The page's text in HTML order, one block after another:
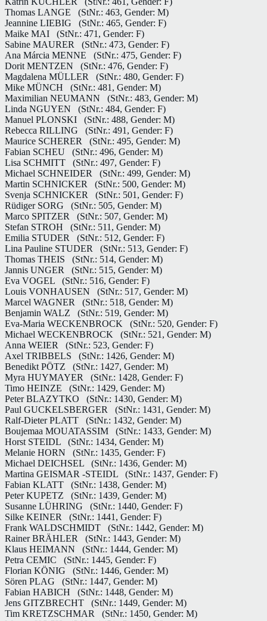
Thomas LANGE
(StNr.: 463, Gender: M)
Jeannine LIEBIG
(StNr.: 465, Gender: F)
Maike MAI
(StNr.: 471, Gender: F)
Sabine MAURER
(StNr.: 473, Gender: F)
Ana Márcia MENNE
(StNr.: 475, Gender: F)
Dorit MENTZEN
(StNr.: 476, Gender: F)
Magdalena MÜLLER
(StNr.: 480, Gender: F)
Mike MÜNCH
(StNr.: 481, Gender: M)
Maximilian NEUMANN
(StNr.: 483, Gender: M)
Linda NGUYEN
(StNr.: 484, Gender: F)
Manuel PLONSKI
(StNr.: 488, Gender: M)
Rebecca RILLING
(StNr.: 491, Gender: F)
Maurice SCHERER
(StNr.: 495, Gender: M)
Fabian SCHEU
(StNr.: 496, Gender: M)
Lisa SCHMITT
(StNr.: 497, Gender: F)
Michael SCHNEIDER
(StNr.: 499, Gender: M)
Martin SCHNICKER
(StNr.: 500, Gender: M)
Svenja SCHNICKER
(StNr.: 501, Gender: F)
Rüdiger SORG
(StNr.: 505, Gender: M)
Marco SPITZER
(StNr.: 507, Gender: M)
Stefan STROH
(StNr.: 511, Gender: M)
Emilia STUDER
(StNr.: 512, Gender: F)
Lina Pauline STUDER
(StNr.: 513, Gender: F)
Thomas THEIS
(StNr.: 514, Gender: M)
Jannis UNGER
(StNr.: 515, Gender: M)
Eva VOGEL
(StNr.: 516, Gender: F)
Louis VONHAUSEN
(StNr.: 517, Gender: M)
Marcel WAGNER
(StNr.: 518, Gender: M)
Benjamin WALZ
(StNr.: 519, Gender: M)
Eva-Maria WECKENBROCK
(StNr.: 520, Gender: F)
Michael WECKENBROCK
(StNr.: 521, Gender: M)
Anna WEIER
(StNr.: 523, Gender: F)
Axel TRIBBELS
(StNr.: 1426, Gender: M)
Benedikt PÖTZ
(StNr.: 1427, Gender: M)
Myra HUYMAYER
(StNr.: 1428, Gender: F)
Timo HEINZE
(StNr.: 1429, Gender: M)
Peter BLAZYTKO
(StNr.: 1430, Gender: M)
Paul GUCKELSBERGER
(StNr.: 1431, Gender: M)
Ralf-Dieter PLATT
(StNr.: 1432, Gender: M)
Boujemaa MOUATASSIM
(StNr.: 1433, Gender: M)
Horst STEIDL
(StNr.: 1434, Gender: M)
Melanie HORN
(StNr.: 1435, Gender: F)
Michael DEICHSEL
(StNr.: 1436, Gender: M)
Martina GEISMAR -STEIDL
(StNr.: 1437, Gender: F)
Fabian KLATT
(StNr.: 1438, Gender: M)
Peter KUPETZ
(StNr.: 1439, Gender: M)
Susanne LÜHRING
(StNr.: 1440, Gender: F)
Silke KEINER
(StNr.: 1441, Gender: F)
Frank WALDSCHMIDT
(StNr.: 1442, Gender: M)
Rainer BRÄHLER
(StNr.: 1443, Gender: M)
Klaus HEIMANN
(StNr.: 1444, Gender: M)
Petra CEMIC
(StNr.: 1445, Gender: F)
Florian KÖNIG
(StNr.: 1446, Gender: M)
Sören PLAG
(StNr.: 1447, Gender: M)
Fabian HABICH
(StNr.: 1448, Gender: M)
Jens GITZBRECHT
(StNr.: 1449, Gender: M)
Tim KRETZSCHMAR
(StNr.: 1450, Gender: M)